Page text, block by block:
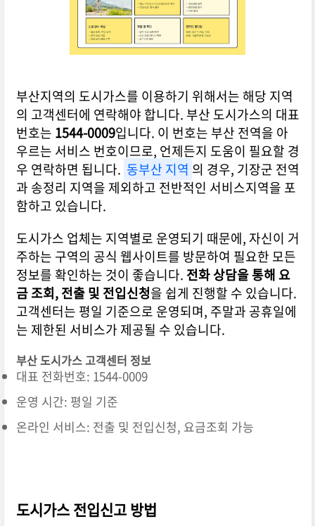
부산지역의 도시가스를 이용하기 위해서는 해당 지역
의 고객센터에 연락해야 합니다. 부산 도시가스의 대표
번호는 1544-0009입니다. 이 번호는 부산 전역을 아
우르는 서비스 번호이므로, 언제든지 도움이 필요할 경
우 연락하면 됩니다. 동부산 지역 의 경우, 기장군 전역
과 송정리 지역을 제외하고 전반적인 서비스지역을 포
함하고 있습니다.
도시가스 업체는 지역별로 운영되기 때문에, 자신이 거
주하는 구역의 공식 웹사이트를 방문하여 필요한 모든
정보를 확인하는 것이 좋습니다. 전화 상담을 통해 요
금 조회, 전출 및 전입신청을 쉽게 진행할 수 있습니다.
고객센터는 평일 기준으로 운영되며, 주말과 공휴일에
는 제한된 서비스가 제공될 수 있습니다.
부산 도시가스 고객센터 정보
대표 전화번호: 1544-0009
운영 시간: 평일 기준
온라인 서비스: 전출 및 전입신청, 요금조회 가능
도시가스 전입신고 방법